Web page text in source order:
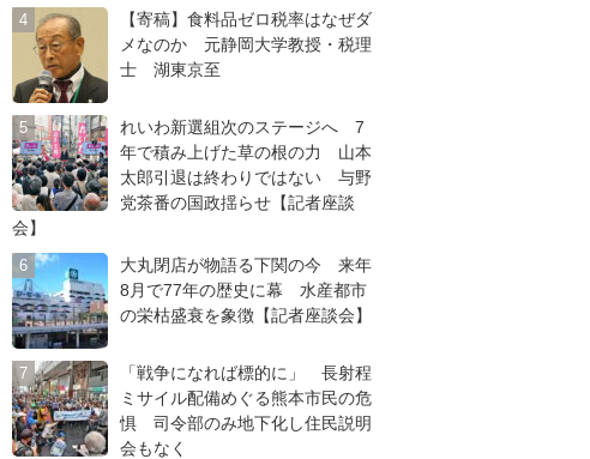
【寄稿】食料品ゼロ税率はなぜダ
メなのか 元静岡大学教授・税理
士 湖東京至
れいわ新選組次のステージへ 7
年で積み上げた草の根の力 山本
太郎引退は終わりではない 与野
党茶番の国政揺らせ【記者座談
会】
大丸閉店が物語る下関の今 来年
8月で77年の歴史に幕 水産都市
の栄枯盛衰を象徴【記者座談会】
「戦争になれば標的に」 長射程
ミサイル配備めぐる熊本市民の危
惧 司令部のみ地下化し住民説明
会もなく